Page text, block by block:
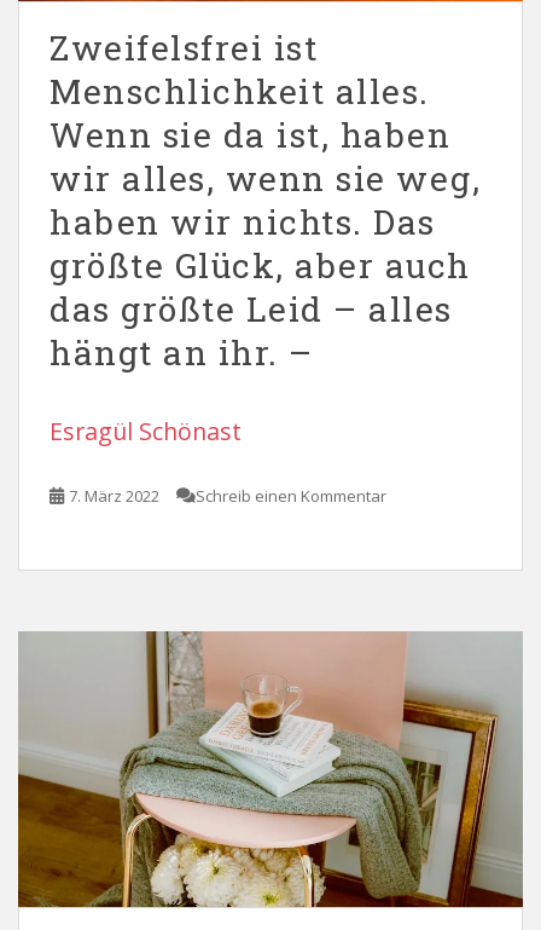
Zweifelsfrei ist
Menschlichkeit alles.
Wenn sie da ist, haben
wir alles, wenn sie weg,
haben wir nichts. Das
größte Glück, aber auch
das größte Leid – alles
hängt an ihr. –
Esragül Schönast
7. März 2022 Schreib einen Kommentar